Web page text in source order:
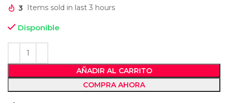
3 Items sold in last 3 hours
Disponible
AÑADIR AL CARRITO
COMPRA AHORA